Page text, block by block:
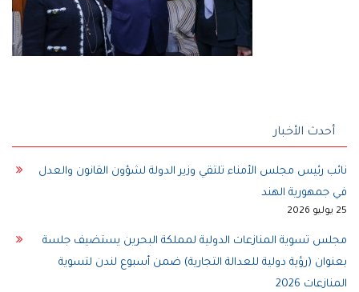
أحدث الأخبار
نائب رئيس مجلس الأمناء تلتقي وزير الدولة لشؤون القانون والعدل
في جمهورية الهند
25 يوليو 2026
مجلس تسوية المنازعات الدولية لمملكة البحرين يستضيف جلسة
بعنوان (رؤية دولية للعدالة التجارية) ضمن أسبوع لندن لتسوية
المنازعات 2026